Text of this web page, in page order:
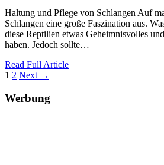
Haltung und Pflege von Schlangen Auf
Schlangen eine große Faszination aus.
diese Reptilien etwas Geheimnisvolles
haben. Jedoch sollte…
Read Full Article
1 2 Next →
Werbung